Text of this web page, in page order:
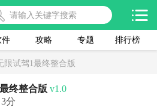
件 攻略 专题 排行榜
限试驾1最终整合版
终整合版 v1.0
3分